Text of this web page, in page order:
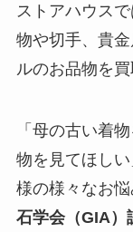
ストアハウス
物や切手、貴
ルのお品物を買
「母の古い着
物を見てほし
様の様々なお
石学会（GIA